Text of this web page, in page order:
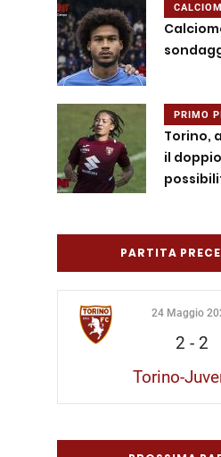
PRIMO
Torino,
il
PARTITA
24 Maggio
2 - 2
Torino-